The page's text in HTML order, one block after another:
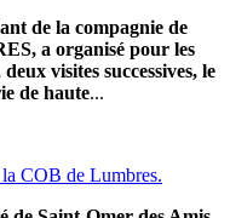
de la compagnie de
a organisé pour les
visites successives, le
de haute...
COB de Lumbres.